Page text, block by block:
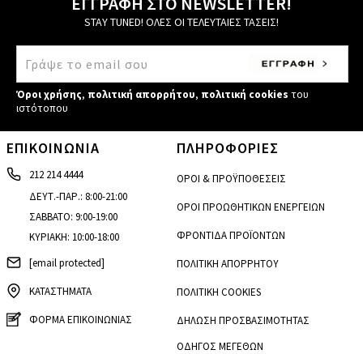
STAY TUNED! ΟΛΕΣ ΟΙ ΤΕΛΕΥΤΑΙΕΣ ΤΑΣΕΙΣ!
Όροι χρήσης, πολιτική απορρήτου, πολιτική cookies του
ιστότοπου
ΕΠΙΚΟΙΝΩΝΙΑ
212 214 4444
ΔΕΥΤ.-ΠΑΡ.: 8:00-21:00
ΣΑΒΒΑΤΟ: 9:00-19:00
ΚΥΡΙΑΚΗ: 10:00-18:00
[email protected]
ΚΑΤΑΣΤΗΜΑΤΑ
ΦΟΡΜΑ ΕΠΙΚΟΙΝΩΝΙΑΣ
ΠΛΗΡΟΦΟΡΙΕΣ
ΟΡΟΙ & ΠΡΟΫΠΟΘΕΣΕΙΣ
ΟΡΟΙ ΠΡΟΩΘΗΤΙΚΩΝ ΕΝΕΡΓΕΙΩΝ
ΦΡΟΝΤΙΔΑ ΠΡΟΪΟΝΤΩΝ
ΠΟΛΙΤΙΚΗ ΑΠΟΡΡΗΤΟΥ
ΠΟΛΙΤΙΚΗ COOKIES
ΔΗΛΩΣΗ ΠΡΟΣΒΑΣΙΜΟΤΗΤΑΣ
ΟΔΗΓΟΣ ΜΕΓΕΘΩΝ